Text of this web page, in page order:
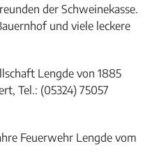
der Schweinekasse.
und viele leckere
Lengde von 1885
Tel.: (05324) 75057
Feuerwehr Lengde vom